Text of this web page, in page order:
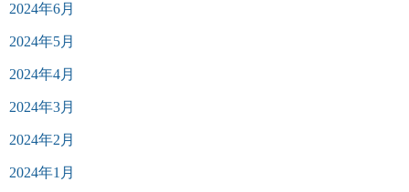
2024年6月
2024年5月
2024年4月
2024年3月
2024年2月
2024年1月